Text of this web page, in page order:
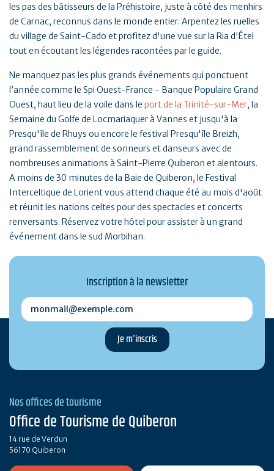
les pas des bâtisseurs de la Préhistoire, juste à côté des menhirs
de Carnac, reconnus dans le monde entier. Arpentez les ruelles
du village de Saint-Cado et profitez d'une vue sur la Ria d'Étel
tout en écoutant les légendes racontées par le guide.
Ne manquez pas les plus grands événements qui ponctuent
l’année comme le Spi Ouest-France - Banque Populaire Grand
Ouest, haut lieu de la voile dans le port de la Trinité-sur-Mer, la
Semaine du Golfe de Locmariaquer à Vannes et jusqu'à la
Presqu'île de Rhuys ou encore le festival Presqu'île Breizh,
grand rassemblement de sonneurs et danseurs avec de
nombreuses animations à Saint-Pierre Quiberon et alentours.
A moins de 30 minutes de la Baie de Quiberon, le Festival
Interceltique de Lorient vous attend chaque été au mois d'août
et réunit les nations celtes pour des spectacles et concerts
renversants. Réservez votre hôtel pour assister à un grand
événement dans le sud Morbihan.
Inscription à la newsletter
monmail@exemple.com
Nos offices de tourisme
Office de Tourisme de Quiberon
14 rue de Verdun
56170 Quiberon